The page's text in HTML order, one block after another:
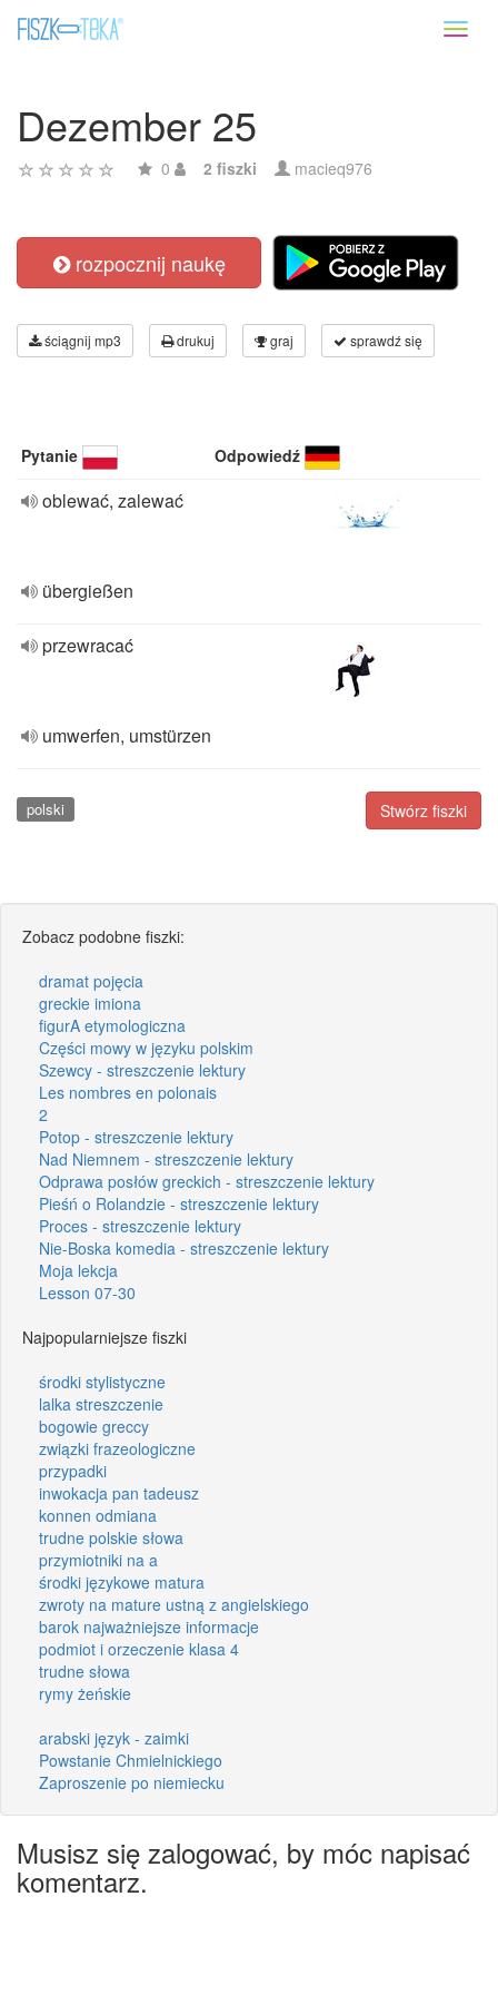
Dezember 25
0 2 fiszki macieq976
rozpocznij naukę
ściągnij mp3 drukuj graj sprawdź się
Pytanie Odpowiedź
oblewać, zalewać
übergießen
przewracać
umwerfen, umstürzen
Stwórz fiszki
polski
Zobacz podobne fiszki:
dramat pojęcia
greckie imiona
figurA etymologiczna
Części mowy w języku polskim
Szewcy - streszczenie lektury
Les nombres en polonais
2
Potop - streszczenie lektury
Nad Niemnem - streszczenie lektury
Odprawa posłów greckich - streszczenie lektury
Pieśń o Rolandzie - streszczenie lektury
Proces - streszczenie lektury
Nie-Boska komedia - streszczenie lektury
Moja lekcja
Lesson 07-30
Najpopularniejsze fiszki
środki stylistyczne
lalka streszczenie
bogowie greccy
związki frazeologiczne
przypadki
inwokacja pan tadeusz
konnen odmiana
trudne polskie słowa
przymiotniki na a
środki językowe matura
zwroty na mature ustną z angielskiego
barok najważniejsze informacje
podmiot i orzeczenie klasa 4
trudne słowa
rymy żeńskie
arabski język - zaimki
Powstanie Chmielnickiego
Zaproszenie po niemiecku
Musisz się zalogować, by móc napisać
komentarz.